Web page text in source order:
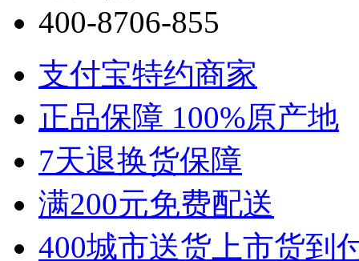
400-8706-855
支付宝特约商家
正品保障 100%原产地
7天退换货保障
满200元免费配送
400城市送货上市货到